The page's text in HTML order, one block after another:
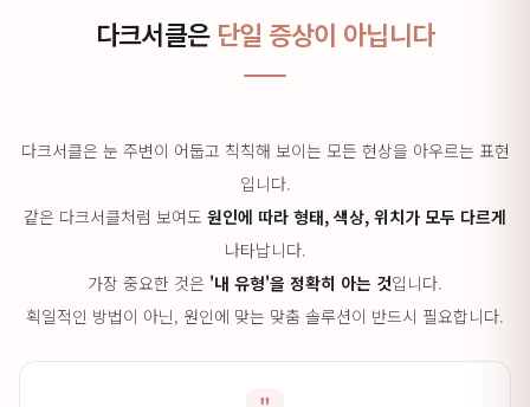
다크서클은 단일 증상이 아닙니다
다크서클은 눈 주변이 어둡고 칙칙해 보이는 모든 현상을 아우르는 표현
입니다.
같은 다크서클처럼 보여도 원인에 따라 형태, 색상, 위치가 모두 다르게
나타납니다.
가장 중요한 것은 '내 유형'을 정확히 아는 것입니다.
획일적인 방법이 아닌, 원인에 맞는 맞춤 솔루션이 반드시 필요합니다.